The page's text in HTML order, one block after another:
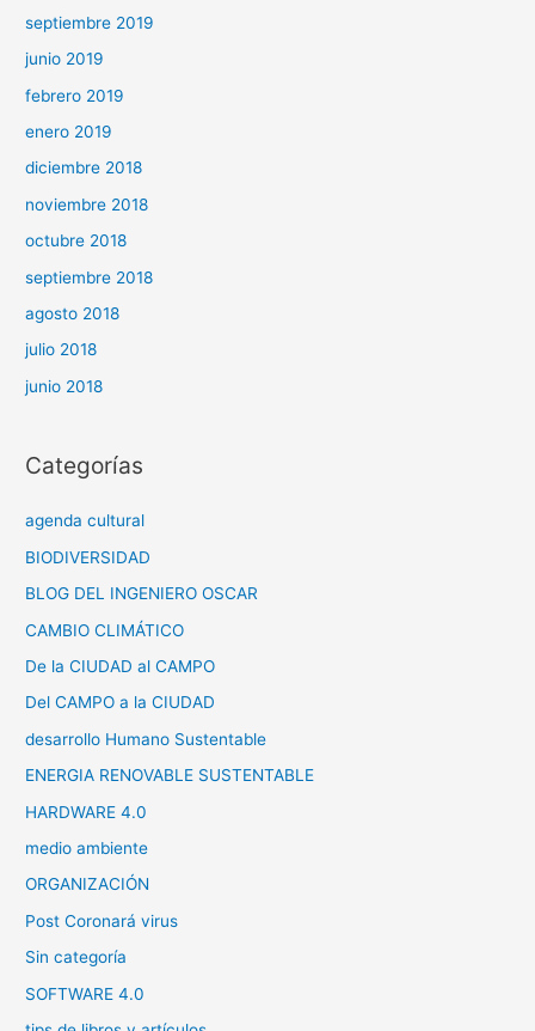
septiembre 2019
junio 2019
febrero 2019
enero 2019
diciembre 2018
noviembre 2018
octubre 2018
septiembre 2018
agosto 2018
julio 2018
junio 2018
Categorías
agenda cultural
BIODIVERSIDAD
BLOG DEL INGENIERO OSCAR
CAMBIO CLIMÁTICO
De la CIUDAD al CAMPO
Del CAMPO a la CIUDAD
desarrollo Humano Sustentable
ENERGIA RENOVABLE SUSTENTABLE
HARDWARE 4.0
medio ambiente
ORGANIZACIÓN
Post Coronará virus
Sin categoría
SOFTWARE 4.0